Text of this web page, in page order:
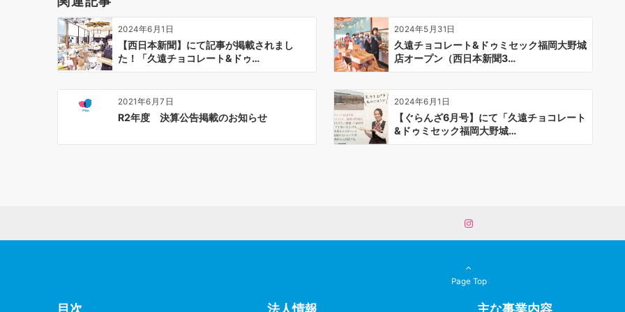
シ
ョ
ン
2024年6月1日
【西日本新聞】にて記事が掲載されまし
た！「久遠チョコレート&ドゥ…
2024年5月31日
久遠チョコレート&ドゥミセック福岡大野城
店オープン（西日本新聞3…
2021年6月7日
R2年度 決算公告掲載のお知らせ
2024年6月1日
【ぐらんざ6月号】にて「久遠チョコレート
&ドゥミセック福岡大野城…
Page Top
目次 法人情報 主な事業内容